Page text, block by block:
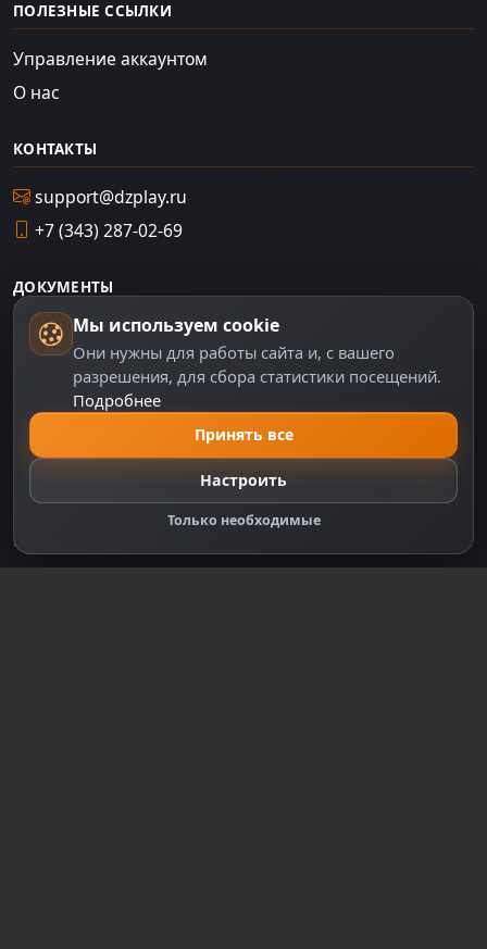
ПОЛЕЗНЫЕ ССЫЛКИ
Управление аккаунтом
О нас
КОНТАКТЫ
support@dzplay.ru
+7 (343) 287-02-69
ДОКУМЕНТЫ
Пользовательское соглашение
Политика персональных данных
Правила оплаты
Настройки cookie
Правообладателям
Правила сообщества
Мы используем cookie
Они нужны для работы сайта и, с вашего
разрешения, для сбора статистики посещений.
Подробнее
Принять все
Настроить
Только необходимые